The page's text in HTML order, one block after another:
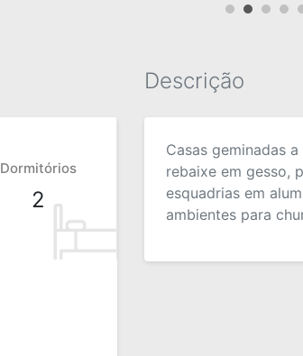
Dormitórios
2
Descrição
Casas geminadas
rebaixe em gesso,
esquadrias em
ambientes para